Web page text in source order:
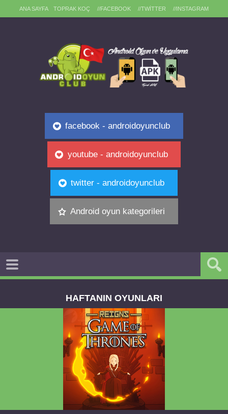
ANA SAYFA TOPRAK KOÇ //FACEBOOK //TWITTER //INSTAGRAM
facebook - androidoyunclub
youtube - androidoyunclub
twitter - androidoyunclub
Android oyun kategorileri
HAFTANIN OYUNLARI